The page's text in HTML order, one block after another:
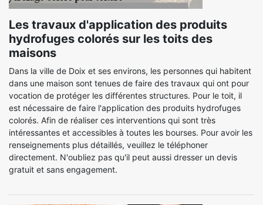
Les travaux d'application des produits
hydrofuges colorés sur les toits des
maisons
Dans la ville de Doix et ses environs, les personnes qui habitent
dans une maison sont tenues de faire des travaux qui ont pour
vocation de protéger les différentes structures. Pour le toit, il
est nécessaire de faire l'application des produits hydrofuges
colorés. Afin de réaliser ces interventions qui sont très
intéressantes et accessibles à toutes les bourses. Pour avoir les
renseignements plus détaillés, veuillez le téléphoner
directement. N'oubliez pas qu'il peut aussi dresser un devis
gratuit et sans engagement.